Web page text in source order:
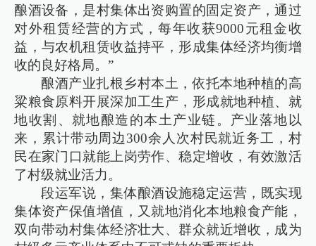
酿酒设备，是村集体出资购置的固定资产，通过
对外租赁经营的方式，每年收获9000元租金收
益，与农机租赁收益持平，形成集体经济均衡增
收的良好格局。”
酿酒产业扎根乡村本土，依托本地种植的高
粱粮食原料开展深加工生产，形成就地种植、就
地收割、就地酿造的本土产业链。产业落地以
来，累计带动周边300余人次村民就近务工，村
民在家门口就能上岗劳作、稳定增收，有效激活
了村级就业活力。
段运军说，集体酿酒设施稳定运营，既实现
集体资产保值增值，又就地消化本地粮食产能，
双向带动村集体经济壮大、群众就近增收，成为